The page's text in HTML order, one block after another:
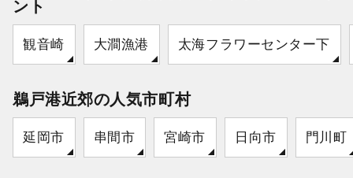
ント
観音崎 大澗漁港 太海フラワーセンター下
鵜戸港近郊の人気市町村
延岡市 串間市 宮崎市 日向市 門川町